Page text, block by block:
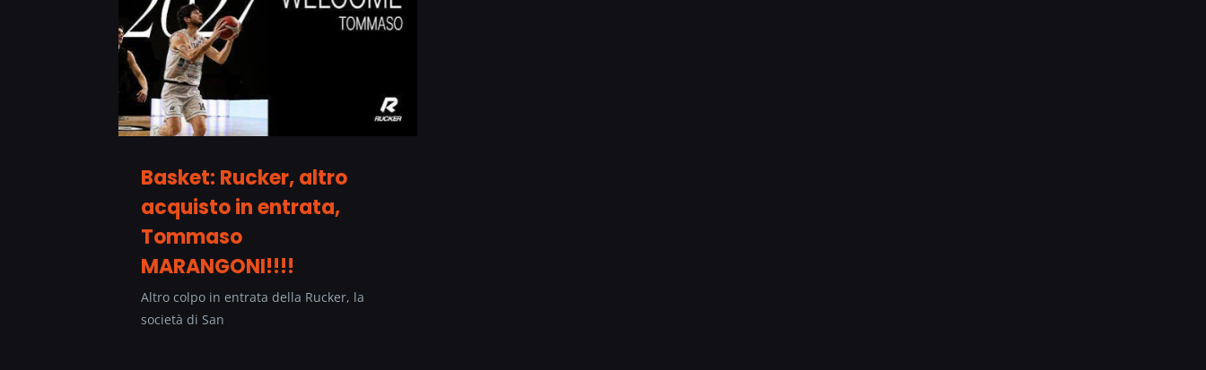
Basket: Rucker, altro
acquisto in entrata,
Tommaso
MARANGONI!!!!
Altro colpo in entrata della Rucker, la
società di San